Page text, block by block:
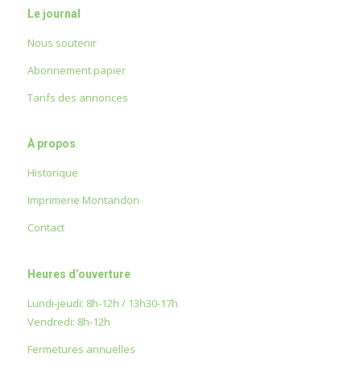
Le journal
Nous soutenir
Abonnement papier
Tarifs des annonces
À propos
Historique
Imprimerie Montandon
Contact
Heures d’ouverture
Lundi-jeudi: 8h-12h / 13h30-17h
Vendredi: 8h-12h
Fermetures annuelles